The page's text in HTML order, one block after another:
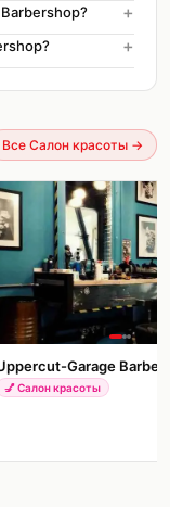
+
+
Все Салон красоты →
Garage
💅Салон красоты